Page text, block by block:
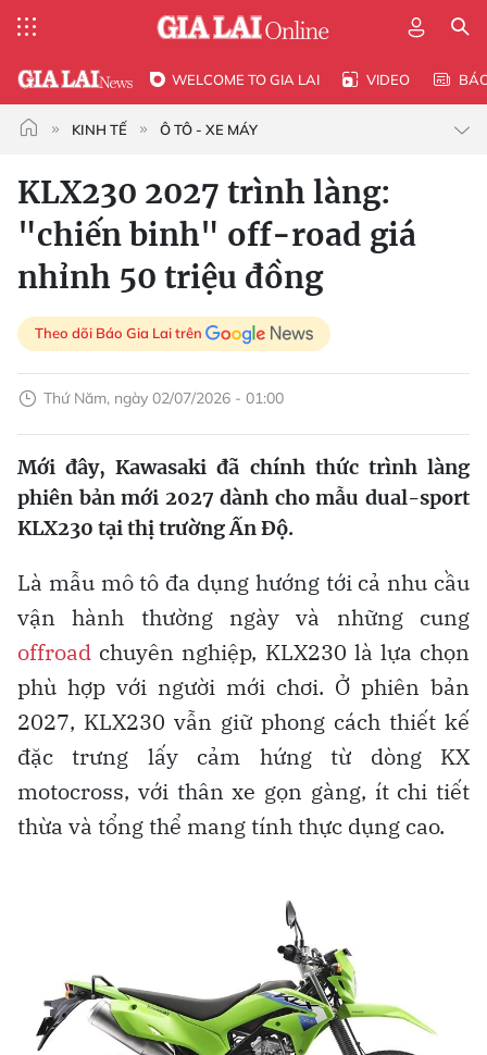
WELCOME TO GIA LAI VIDEO
KINH TẾ Ô TÔ - XE MÁY
KLX230 2027 trình làng:
"chiến binh" off-road giá
nhỉnh 50 triệu đồng
Theo dõi Báo Gia Lai trên
Thứ Năm, ngày 02/07/2026 - 01:00
Mới đây, Kawasaki đã chính thức trình làng
phiên bản mới 2027 dành cho mẫu dual-sport
KLX230 tại thị trường Ấn Độ.
Là mẫu mô tô đa dụng hướng tới cả nhu cầu
vận hành thường ngày và những cung
offroad chuyên nghiệp, KLX230 là lựa chọn
phù hợp với người mới chơi. Ở phiên bản
2027, KLX230 vẫn giữ phong cách thiết kế
đặc trưng lấy cảm hứng từ dòng KX
motocross, với thân xe gọn gàng, ít chi tiết
thừa và tổng thể mang tính thực dụng cao.